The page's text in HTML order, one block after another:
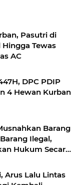
Pasutri di
Tewas
AC
DPC PDIP
4 Hewan Kurban
Barang
Ilegal,
Hukum Secara
Arus Lalu Lintas